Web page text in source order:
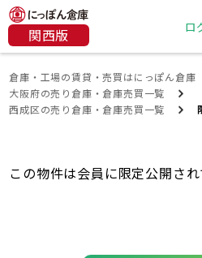
関西版 ロ
倉庫・工場の賃貸・売買はにっぽん倉庫
大阪府の売り倉庫・倉庫売買一覧
西成区の売り倉庫・倉庫売買一覧
この物件は会員に限定公開され